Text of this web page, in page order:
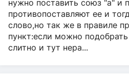
нужно поставить союз "а" и
противопоставляют ее и
слово,но так же в правиле
пункт:если можно
слитно и тут нера...